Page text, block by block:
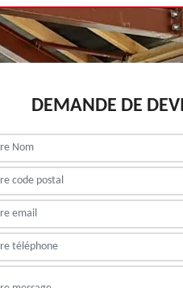
DEMANDE DE